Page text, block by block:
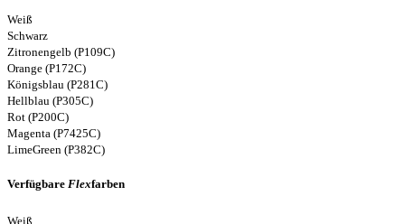
Weiß
Schwarz
Zitronengelb (P109C)
Orange (P172C)
Königsblau (P281C)
Hellblau (P305C)
Rot (P200C)
Magenta (P7425C)
LimeGreen (P382C)
Verfügbare Flexfarben
Weiß